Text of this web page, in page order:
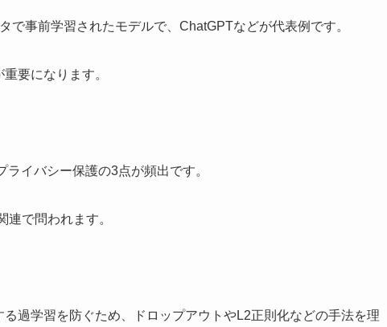
で事前学習されたモデルで、ChatGPTなどが代表例です。
要になります。
イバシー保護の3点が頻出です。
で問われます。
過学習を防ぐため、ドロップアウトやL2正則化などの手法を理